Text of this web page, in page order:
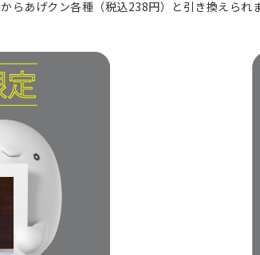
らあげクン各種（税込238円）と引き換えら